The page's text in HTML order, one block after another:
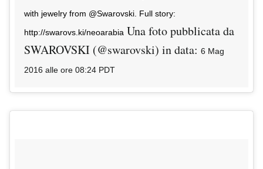
with jewelry from @Swarovski. Full story:
http://swarovs.ki/neoarabia Una foto pubblicata da
SWAROVSKI (@swarovski) in data: 6 Mag
2016 alle ore 08:24 PDT